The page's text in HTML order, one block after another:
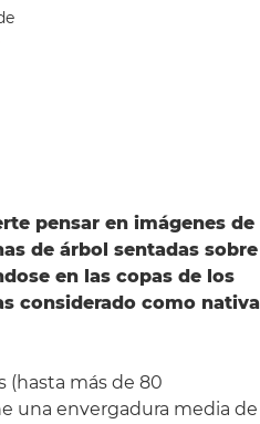
pensar en imágenes de
de árbol sentadas sobre
en las copas de los
considerado como nativa
(hasta más de 80
una envergadura media de